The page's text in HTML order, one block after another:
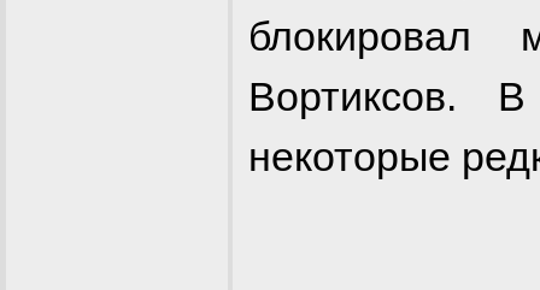
блокировал
Вортиксов.
некоторые